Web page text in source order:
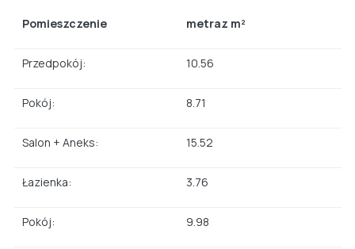
Pomieszczenie metraz m²
Przedpokój: 10.56
Pokój: 8.71
Salon + Aneks: 15.52
Łazienka: 3.76
Pokój: 9.98